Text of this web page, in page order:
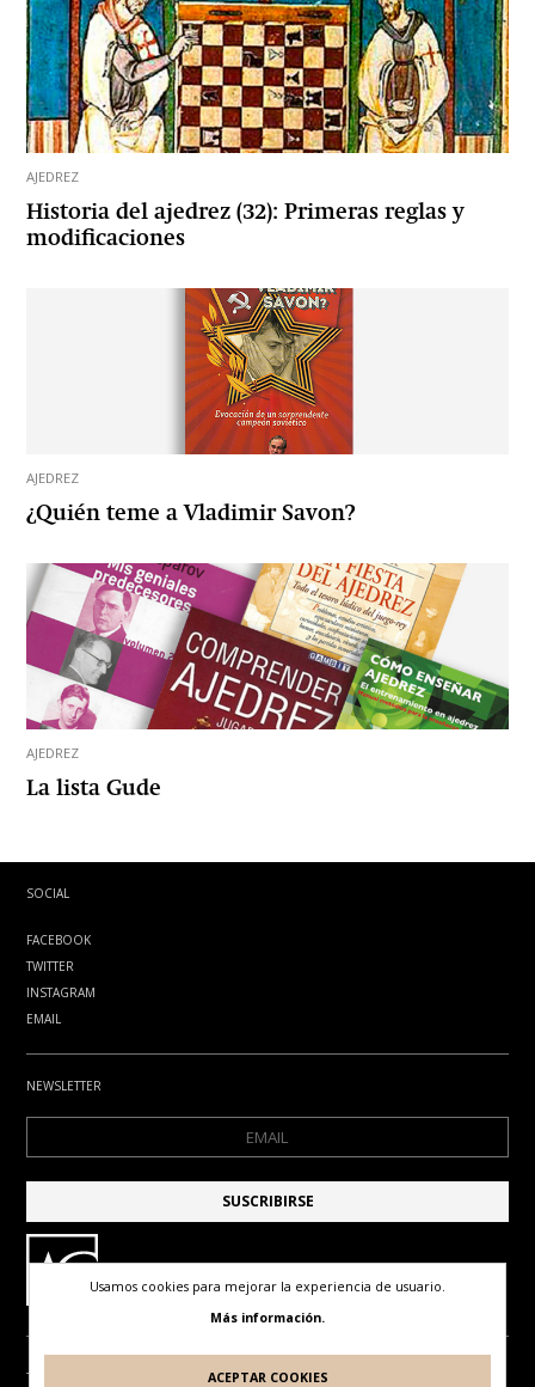
AJEDREZ
Historia del ajedrez (32): Primeras reglas y
modificaciones
AJEDREZ
¿Quién teme a Vladimir Savon?
AJEDREZ
La lista Gude
SOCIAL
FACEBOOK
TWITTER
INSTAGRAM
EMAIL
NEWSLETTER
TÉRMINOS DE USO POLÍTICA DE PRIVACIDAD POLÍTICA DE COOKIES
Usamos cookies para mejorar la experiencia de usuario.
Más información.
ACEPTAR COOKIES